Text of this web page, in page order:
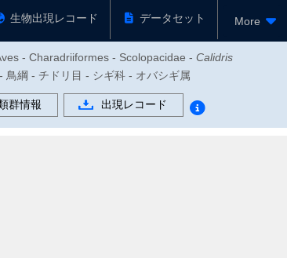
生物出現レコード データセット More
- Charadriiformes - Scolopacidae - Calidris
綱 - チドリ目 - シギ科 - オバシギ属
群情報 出現レコード